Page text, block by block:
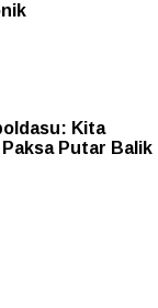
Kita
Putar Balik